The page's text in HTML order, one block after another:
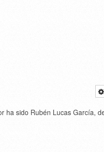
ha sido Rubén Lucas García,